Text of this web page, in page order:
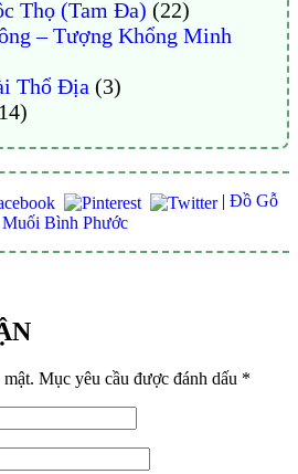
Thọ (Tam Đa) (22)
– Tượng Khổng Minh
Thổ Địa(3)
| Đồ Gỗ
Bình Phước
Mục yêu cầu được đánh dấu *